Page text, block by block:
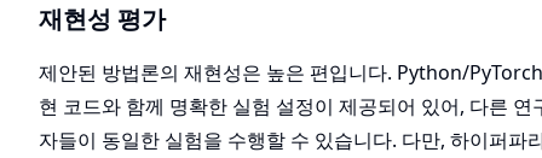
재현성 평가
제안된 방법론의 재현성은 높은 편입니다. Python/
현 코드와 함께 명확한 실험 설정이 제공되어 있어, 다른 연
자들이 동일한 실험을 수행할 수 있습니다. 다만, 하이퍼파